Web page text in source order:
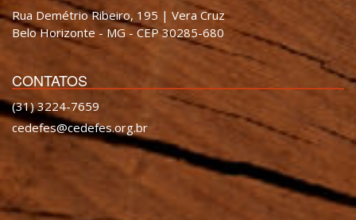
Rua Demétrio Ribeiro, 195 | Vera Cruz
Belo Horizonte - MG - CEP 30285-680
CONTATOS
(31) 3224-7659
cedefes@cedefes.org.br